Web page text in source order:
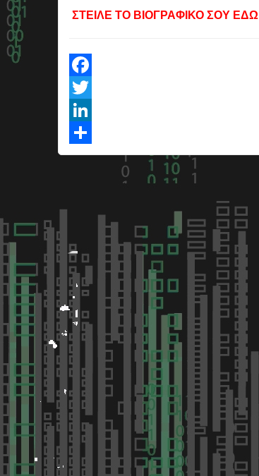
ΣΤΕΙΛΕ ΤΟ ΒΙΟΓΡΑΦΙΚΟ ΣΟΥ ΕΔΩ
Facebook
Twitter
LinkedIn
Share